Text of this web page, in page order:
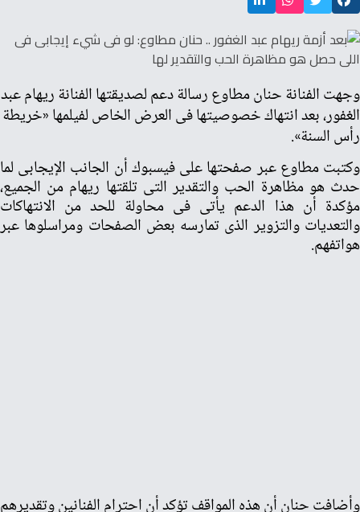
وجهت الفنانة حنان مطاوع رسالة دعم لصديقتها الفنانة ريهام عبد
الغفور، بعد انتهاك خصوصيتها فى العرض الخاص لفيلمها «خريطة
رأس السنة».
وكتبت مطاوع عبر صفحتها على فيسبوك أن الجانب الإيجابى لما
حدث هو مظاهرة الحب والتقدير التى تلقتها ريهام من الجميع،
مؤكدة أن هذا الدعم يأتى فى محاولة للحد من الانتهاكات
والتعديات والتزوير الذى تمارسه بعض الصفحات ومراسلوها عبر
هواتفهم.
وأضافت حنان أن هذه المواقف تؤكد أن احترام الفنانين وتقديرهم